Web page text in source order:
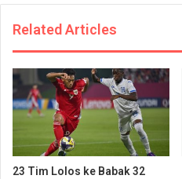
Related Articles
23 Tim Lolos ke Babak 32